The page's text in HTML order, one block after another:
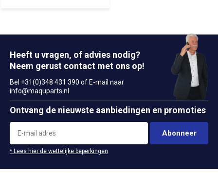
Heeft u vragen, of advies nodig?
Neem gerust contact met ons op!
Bel +31(0)348 431 390 of E-mail naar
info@maquparts.nl
Ontvang de nieuwste aanbiedingen en promoties
Abonneer
* Lees hier de wettelijke beperkingen